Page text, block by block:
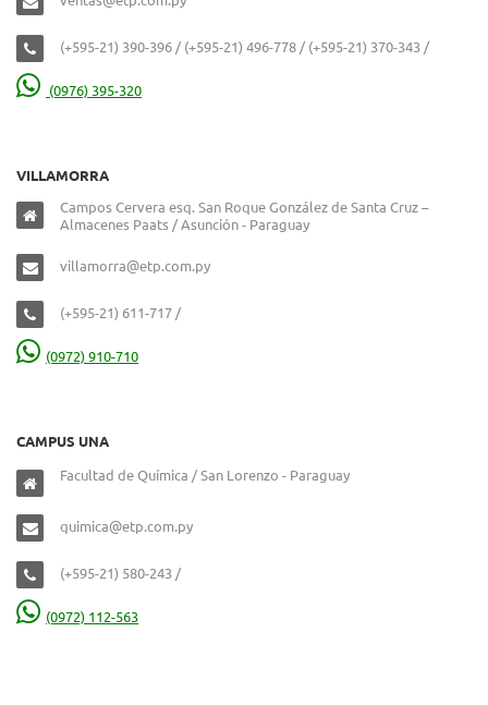
(+595-21) 390-396 / (+595-21) 496-778 / (+595-21) 370-343 /
(0976) 395-320
VILLAMORRA
Campos Cervera esq. San Roque González de Santa Cruz –
Almacenes Paats / Asunción - Paraguay
villamorra@etp.com.py
(+595-21) 611-717 /
(0972) 910-710
CAMPUS UNA
Facultad de Química / San Lorenzo - Paraguay
quimica@etp.com.py
(+595-21) 580-243 /
(0972) 112-563